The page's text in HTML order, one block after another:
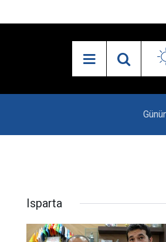
Vali Erin: Bu
Isparta